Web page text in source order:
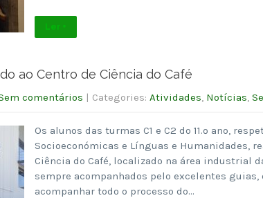
Ler +
ao Centro de Ciência do Café
comentários | Categories: Atividades, Notícias,
Os alunos das turmas C1 e C2 do 11.º ano,
Socioeconómicas e Línguas e Humanidades,
Ciência do Café, localizado na área industrial
sempre acompanhados pelo excelentes
acompanhar todo o processo do…